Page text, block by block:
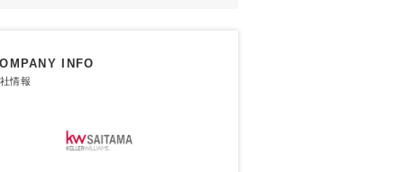
INFO
情報